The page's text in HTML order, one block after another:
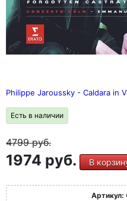
Philippe Jaroussky - Caldara in
Есть в наличии
4799руб.
1974 руб. В
Артикул: